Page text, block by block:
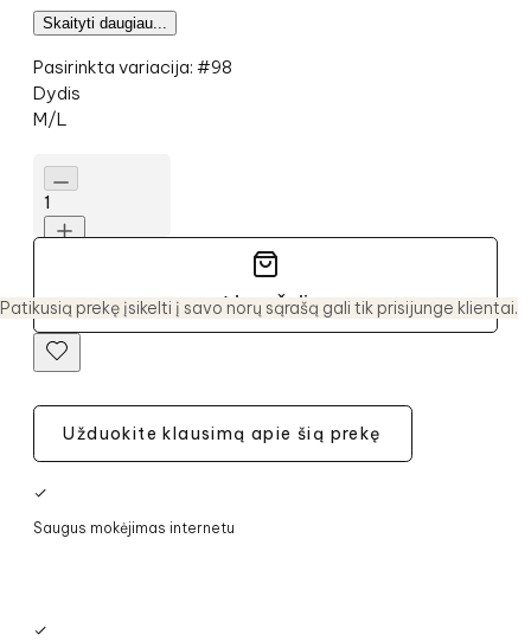
Patikusią prekę įsikelti į savo norų sąrašą gali tik prisijunge klientai.
Skaityti daugiau...
Pasirinkta variacija: #98
Dydis
M/L
1
Į krepšelį
Užduokite klausimą apie šią prekę
Saugus mokėjimas internetu